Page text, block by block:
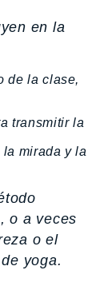
en la
de la clase,
transmitir la
mirada y la
o a veces
o el
yoga.